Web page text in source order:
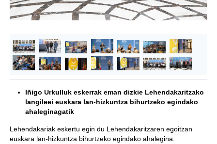
Iñigo Urkulluk eskerrak eman dizkie Lehendakaritzako
langileei euskara lan-hizkuntza bihurtzeko egindako
ahaleginagatik
Lehendakariak eskertu egin du Lehendakaritzaren egoitzan
euskara lan-hizkuntza bihurtzeko egindako ahalegina.